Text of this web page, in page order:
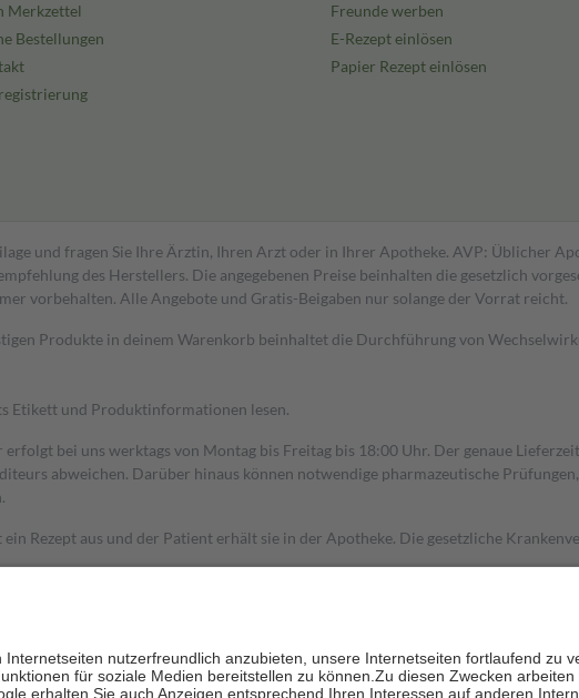
Merkzettel
Bestellungen
Freunde werben
E-Rezept einlösen
Papier Rezept einlösen
und fragen Sie Ihre Ärztin, Ihren Arzt oder in Ihrer Apotheke. AVP: Üblicher
des Herstellers. Die angegebenen Preise beinhalten die gesetzlich
vorbehalten. Alle Angebote und Gratis-Beigaben nur solange der Vorrat reicht.
Produkte in deinem Warenkorb beinhaltet die Durchführung von
Etikett und Produktinformationen lesen.
bei uns werktags von Montag bis Freitag bis 18:00 Uhr. Der genaue
abweichen. Darüber hinaus können notwendige pharmazeutische
Rezept aus und der Patient erhält sie in der Apotheke. Die gesetzliche
zehn Prozent der Kosten sowie zehn Euro je Verordnung.
zu stärken und die besondere Stellung der Familie zu unterstützen, fallen